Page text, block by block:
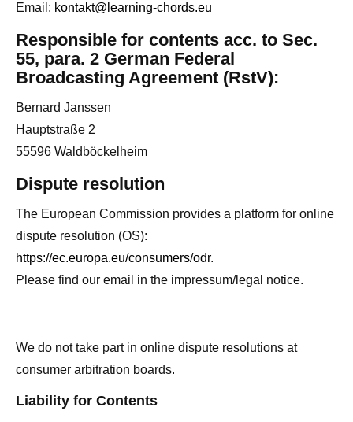
Email: kontakt@learning-chords.eu
Responsible for contents acc. to Sec.
55, para. 2 German Federal
Broadcasting Agreement (RstV):
Bernard Janssen
Hauptstraße 2
55596 Waldböckelheim
Dispute resolution
The European Commission provides a platform for online
dispute resolution (OS):
https://ec.europa.eu/consumers/odr.
Please find our email in the impressum/legal notice.
We do not take part in online dispute resolutions at
consumer arbitration boards.
Liability for Contents